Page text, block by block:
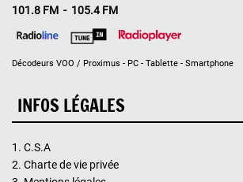
101.8 FM - 105.4 FM
Décodeurs VOO / Proximus - PC - Tablette - Smartphone
INFOS LÉGALES
1. C.S.A
2. Charte de vie privée